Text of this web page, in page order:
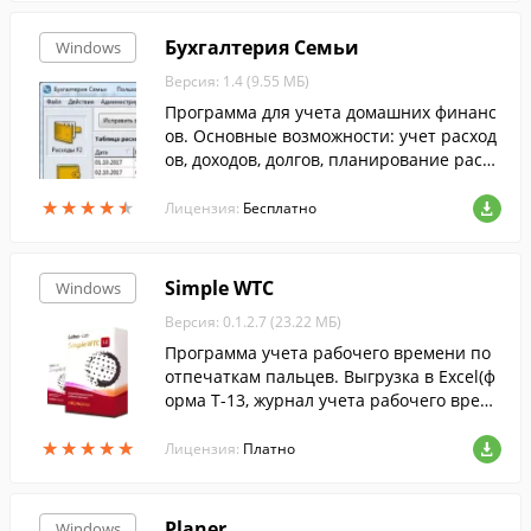
Windows
★★★★★
★★★★★
Бухгалтерия Семьи
Версия: 1.4 (9.55 МБ)
Программа для учета домашних финанс
ов. Основные возможности: учет расход
ов, доходов, долгов, планирование расхо
Лицензия: Бесплатно
Windows
★★★★★
★★★★★
Simple WTC
Версия: 0.1.2.7 (23.22 МБ)
Программа учета рабочего времени по
отпечаткам пальцев. Выгрузка в Excel(ф
орма Т-13, журнал учета рабочего време
Лицензия: Платно